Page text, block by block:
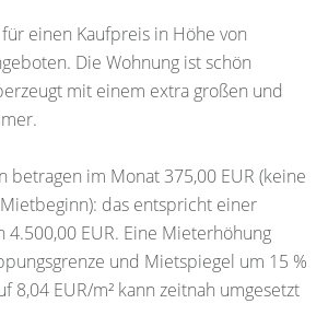
einen Kaufpreis in Höhe von
Die Wohnung ist schön
mit einem extra großen und
betragen im Monat 375,00 EUR (keine
das entspricht einer
4.500,00 EUR. Eine Mieterhöhung
und Mietspiegel um 15 %
8,04 EUR/m² kann zeitnah umgesetzt